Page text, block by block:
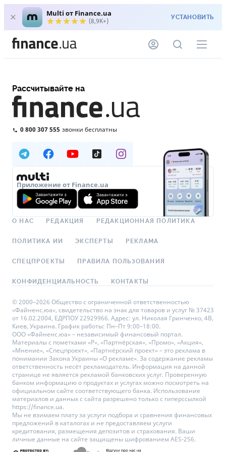
Multi от Finance.ua
(8,9K+) УСТАНОВИТЬ
Рассчитывайте на
0 800 307 555 звонки бесплатны
Приложение от Finance.ua
О НАС РЕДАКЦИЯ РЕДАКЦИОННАЯ ПОЛИТИКА
ПОЛИТИКА ИИ ЭКСПЕРТЫ РЕКЛАМА
СПЕЦПРОЕКТЫ ПРАВИЛА ПОЛЬЗОВАНИЯ
КОНФИДЕНЦИАЛЬНОСТЬ КОНТАКТЫ
© 2000–2026 Общество с ограниченной ответственностью
«Файненс.юа», свидетельство на знак для товаров и услуг № 37423
от 16.02.2004, ЕДРПОУ 22929966. Адрес: ул. Николая Гринченко, 4В,
Киев, Украина. График работы: Пн–Пт 9:00–18:00.
ООО «Файненс.юа» – независимый финансовый портал.
Материалы с пометками «Р», «Партнёрская», «Промо», «Акция»,
«Мнение», «Спецпроект», «Партнёрский проект» – это реклама в
понимании Закона Украины «О рекламе». За содержание рекламы
ответственность несёт рекламодатель. Информация на данной
странице не является рекламой банковских услуг. Проверенную
банком информацию о продуктах и услугах можно посмотреть на
официальном сайте соответствующего банка. Использование
материалов и данных с сайта разрешено только с гиперссылкой
https://finance.ua.
Мы не взимаем плату за услуги подбора и сравнения финансовых
предложений в каталогах и не предоставляем услуги
кредитования, размещения депозитов и страхования. Ваши
личные данные на сайте защищены шифрованием AES-256.